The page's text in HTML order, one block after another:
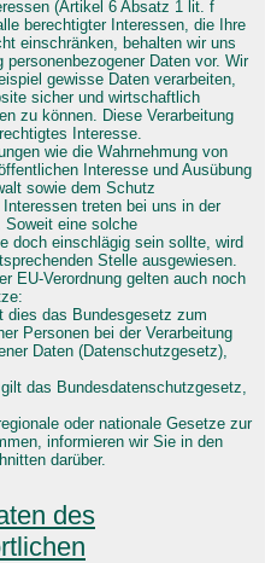
(Artikel 6 Absatz 1 lit. f
berechtigter Interessen, die Ihre
einschränken, behalten wir uns
personenbezogener Daten vor. Wir
gewisse Daten verarbeiten,
sicher und wirtschaftlich
zu können. Diese Verarbeitung
Interesse.
wie die Wahrnehmung von
Interesse und Ausübung
sowie dem Schutz
Interessen treten bei uns in der
Soweit eine solche
doch einschlägig sein sollte, wird
Stelle ausgewiesen.
EU-Verordnung gelten auch noch
dies das Bundesgesetz zum
Personen bei der Verarbeitung
Daten (Datenschutzgesetz),
das Bundesdatenschutzgesetz,
oder nationale Gesetze zur
informieren wir Sie in den
darüber.
des